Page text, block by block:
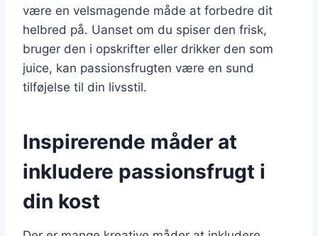
være en velsmagende måde at forbedre dit
helbred på. Uanset om du spiser den frisk,
bruger den i opskrifter eller drikker den som
juice, kan passionsfrugten være en sund
tilføjelse til din livsstil.
Inspirerende måder at
inkludere passionsfrugt i
din kost